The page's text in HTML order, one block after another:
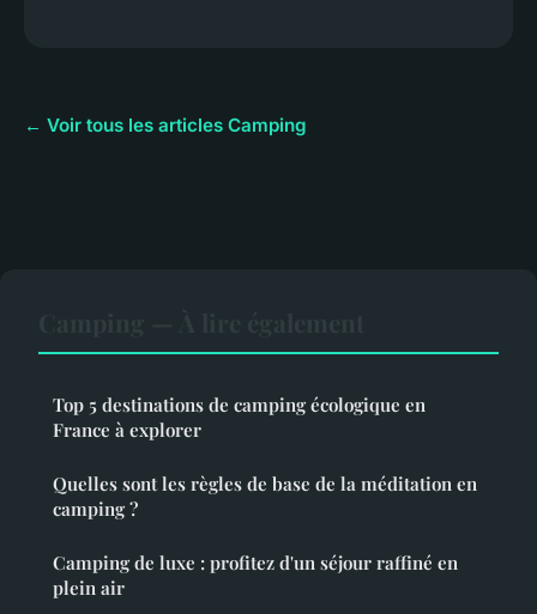
← Voir tous les articles Camping
Top 5 destinations de camping écologique en
France à explorer
Quelles sont les règles de base de la méditation en
camping ?
Camping de luxe : profitez d'un séjour raffiné en
plein air